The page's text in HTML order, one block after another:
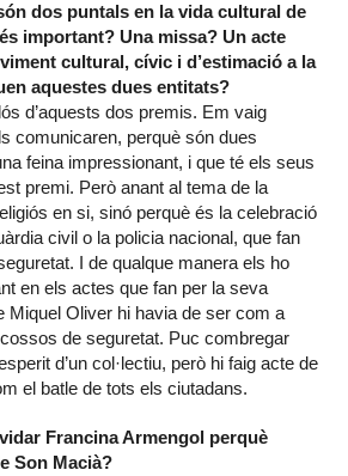
dos puntals en la vida cultural de
important? Una missa? Un acte
cultural, cívic i d’estimació a la
aquestes dues entitats?
d’aquests dos premis. Em vaig
comunicaren, perquè són dues
feina impressionant, i que té els seus
premi. Però anant al tema de la
en si, sinó perquè és la celebració
civil o la policia nacional, que fan
I de qualque manera els ho
en els actes que fan per la seva
Miquel Oliver hi havia de ser com a
de seguretat. Puc combregar
d’un col·lectiu, però hi faig acte de
el batle de tots els ciutadans.
Francina Armengol perquè
Son Macià?